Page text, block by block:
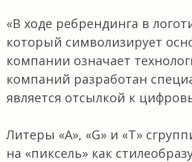
«В ходе ребрендинга в
который символизирует
компании означает
компаний разработан
является отсылкой к
Литеры «А», «G» и «Т»
на «пиксель» как